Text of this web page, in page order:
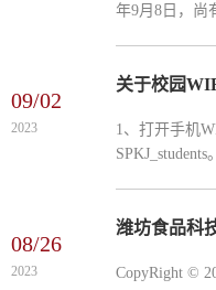
年9月8日，尚
单中所列学生
09/02
2023
关于校园
1、打开手机
上网，...
08/26
2023
潍坊食品科
CopyRight ©